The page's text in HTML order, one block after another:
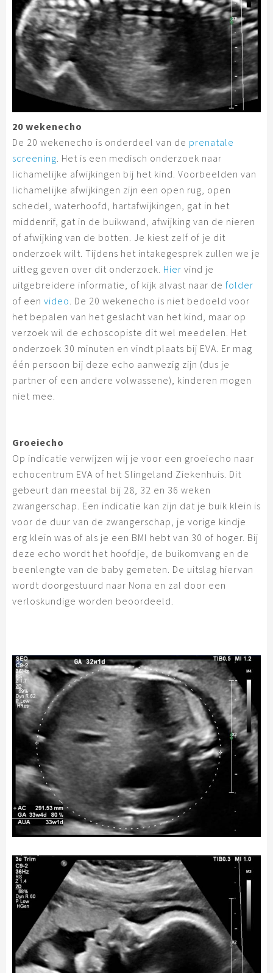
20 wekenecho
De 20 wekenecho is onderdeel van de prenatale
screening. Het is een medisch onderzoek naar
lichamelijke afwijkingen bij het kind. Voorbeelden van
lichamelijke afwijkingen zijn een open rug, open
schedel, waterhoofd, hartafwijkingen, gat in het
middenrif, gat in de buikwand, afwijking van de nieren
of afwijking van de botten. Je kiest zelf of je dit
onderzoek wilt. Tijdens het intakegesprek zullen we je
uitleg geven over dit onderzoek. Hier vind je
uitgebreidere informatie, of kijk alvast naar de folder
of een video. De 20 wekenecho is niet bedoeld voor
het bepalen van het geslacht van het kind, maar op
verzoek wil de echoscopiste dit wel meedelen. Het
onderzoek 30 minuten en vindt plaats bij EVA. Er mag
één persoon bij deze echo aanwezig zijn (dus je
partner of een andere volwassene), kinderen mogen
niet mee.
Groeiecho
Op indicatie verwijzen wij je voor een groeiecho naar
echocentrum EVA of het Slingeland Ziekenhuis. Dit
gebeurt dan meestal bij 28, 32 en 36 weken
zwangerschap. Een indicatie kan zijn dat je buik klein is
voor de duur van de zwangerschap, je vorige kindje
erg klein was of als je een BMI hebt van 30 of hoger. Bij
deze echo wordt het hoofdje, de buikomvang en de
beenlengte van de baby gemeten. De uitslag hiervan
wordt doorgestuurd naar Nona en zal door een
verloskundige worden beoordeeld.